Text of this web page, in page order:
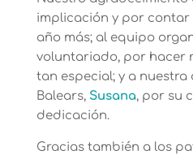
implicación y por contar
año más; al equipo
voluntariado, por hacer
tan especial; y a nuestra
Balears, Susana, por su
dedicación.
Gracias también a los